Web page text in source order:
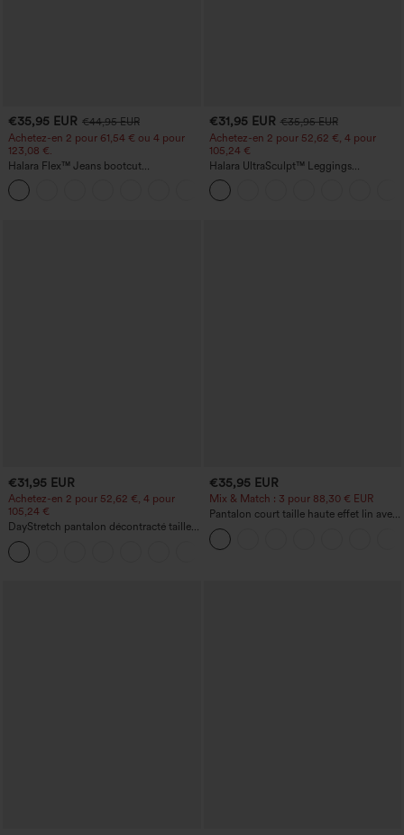
€35,95 EUR €44,95 EUR
Achetez-en 2 pour 61,54 € ou 4 pour
123,08 €.
Halara Flex™ Jeans bootcut
décontractés taille haute, effet délavé,
avec poches
€31,95 EUR €35,95 EUR
Achetez-en 2 pour 52,62 €, 4 pour
105,24 €
Halara UltraSculpt™ Leggings
d'entraînement sculptants taille haute,
effet ventre plat, avec poche
€31,95 EUR
Achetez-en 2 pour 52,62 €, 4 pour
105,24 €
DayStretch pantalon décontracté taille
haute avec poches et coupe droite
€35,95 EUR
Mix & Match : 3 pour 88,30 € EUR
Pantalon court taille haute effet lin avec
poche zippée